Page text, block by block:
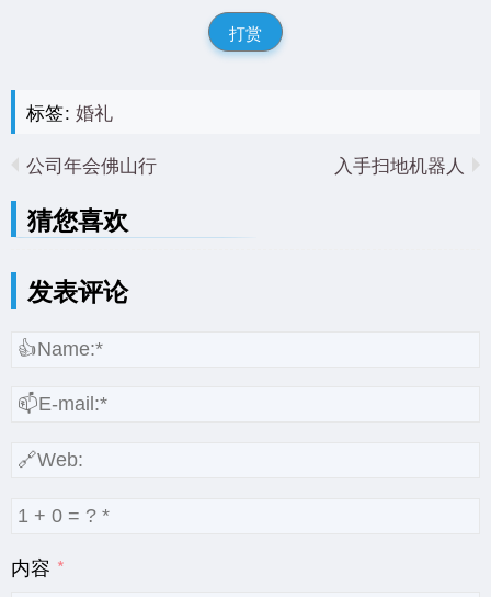
打赏
标签: 婚礼
公司年会佛山行
入手扫地机器人
猜您喜欢
发表评论
内容